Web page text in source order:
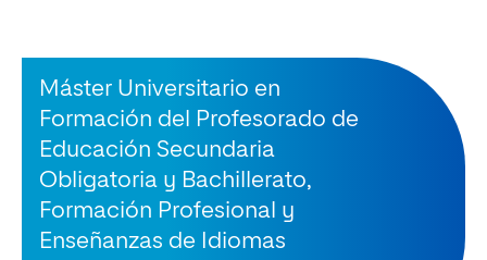
Máster Universitario en
Formación del Profesorado de
Educación Secundaria
Obligatoria y Bachillerato,
Formación Profesional y
Enseñanzas de Idiomas